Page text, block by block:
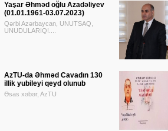
Yaşar Əhməd oğlu Azadəliyev
(01.01.1961-03.07.2023)
Qərbi Azərbaycan, UNUTSAQ,
UNUDULARIQ!....
AzTU-da Əhməd Cavadın 130
illik yubileyi qeyd olunub
Əsas xəbər, AzTU